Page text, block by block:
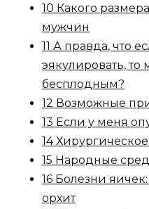
10 Какого
мужчин
11 А правда, что
эякулировать, то
бесплодным?
12 Возможные
13 Если у меня
14
15 Народные
16 Болезни
орхит